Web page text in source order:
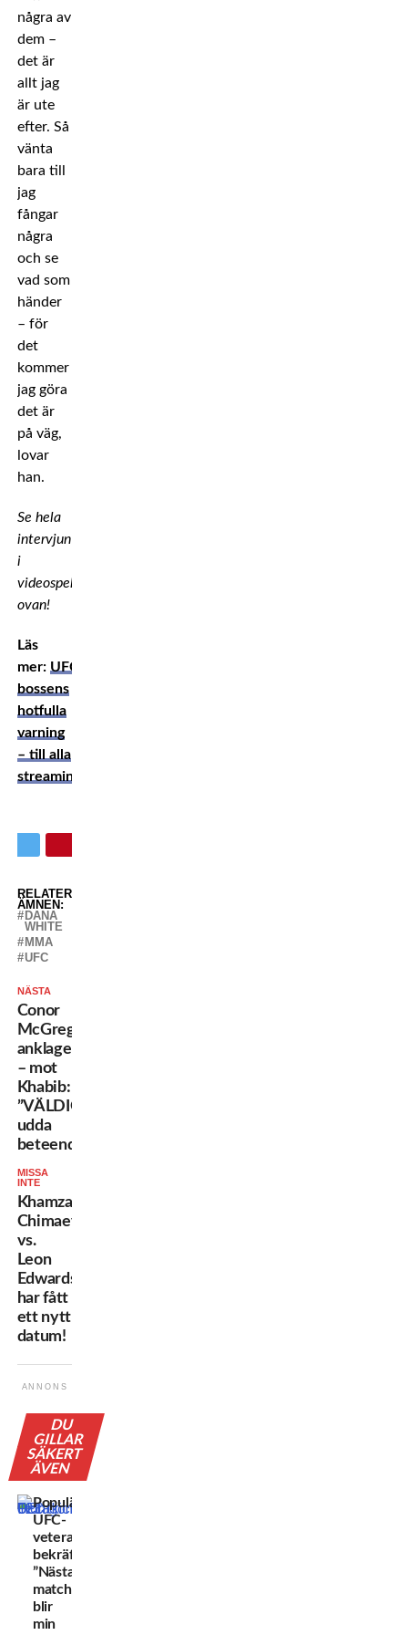
några av
dem –
det är
allt jag
är ute
efter. Så
vänta
bara till
jag
fångar
några
och se
vad som
händer
– för
det
kommer
jag göra
det är
på väg,
lovar
han.
Se hela
intervjun
i
videospelaren
ovan!
Läs
mer: UFC-
bossens
hotfulla
varning
– till alla
streamingpirater
RELATERADE
ÄMNEN:
DANA
WHITE
MMA
UFC
NÄSTA
Conor
McGregors
anklagelse
– mot
Khabib:
”VÄLDIGT
udda
beteende”
MISSA
INTE
Khamzat
Chimaev
vs.
Leon
Edwards
har fått
ett nytt
datum!
ANNONS
DU
GILLAR
SÄKERT
ÄVEN
Populära
UFC-
veteranen
bekräftar:
”Nästa
match
blir
min